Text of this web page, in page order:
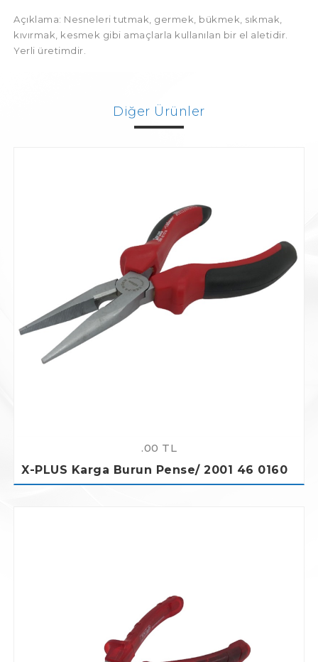
Açıklama: Nesneleri tutmak, germek, bükmek, sıkmak,
kıvırmak, kesmek gibi amaçlarla kullanılan bir el aletidir.
Yerli üretimdir.
Diğer Ürünler
.00 TL
X-PLUS Karga Burun Pense/ 2001 46 0160